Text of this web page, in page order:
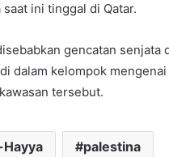
ini tinggal di Qatar.
gencatan senjata
dalam kelompok
tersebut.
palestina